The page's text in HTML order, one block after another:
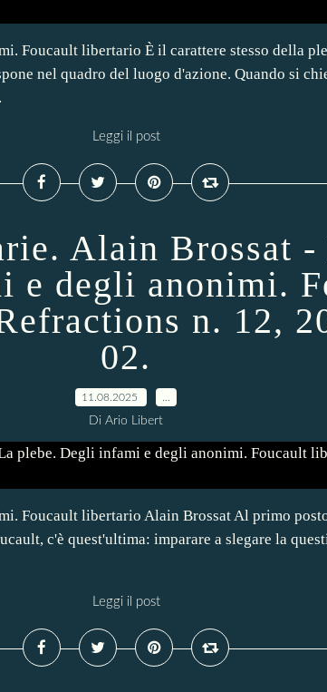
Foucault libertario È il carattere stesso della
nel quadro del luogo d'azione. Quando si
Leggi il post
Alain Brossat -
e degli anonimi.
n. 12,
02.
11.08.2025
Di Ario Libert
Foucault libertario Alain Brossat Al primo
c'è quest'ultima: imparare a slegare la
Leggi il post